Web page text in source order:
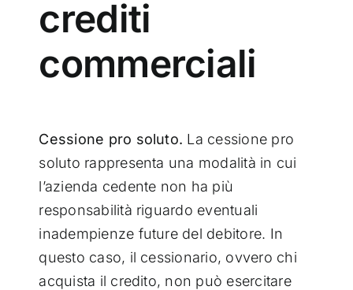
crediti
commerciali
Cessione pro soluto. La cessione pro
soluto rappresenta una modalità in cui
l’azienda cedente non ha più
responsabilità riguardo eventuali
inadempienze future del debitore. In
questo caso, il cessionario, ovvero chi
acquista il credito, non può esercitare